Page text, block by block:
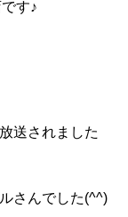
す♪
送されました
さんでした(^^)